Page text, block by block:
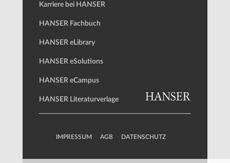
Karriere bei HANSER
HANSER Fachbuch
HANSER eLibrary
HANSER eSolutions
HANSER eCampus
HANSER Literaturverlage
IMPRESSUM AGB DATENSCHUTZ